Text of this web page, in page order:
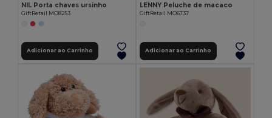
NIL Porta chaves ursinho
GiftRetail MO8253
Adicionar ao Carrinho
LENNY Peluche de macaco
GiftRetail MO6737
Adicionar ao Carrinho